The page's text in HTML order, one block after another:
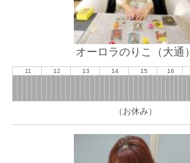
オーロラのりこ（大通）
11 12 13 14 15 16
（お休み）